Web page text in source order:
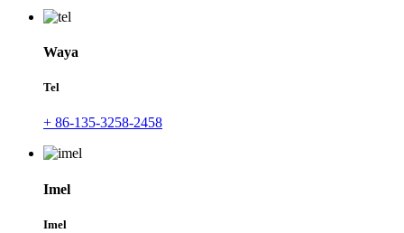
Waya
Tel
+ 86-135-3258-2458
Imel
Imel